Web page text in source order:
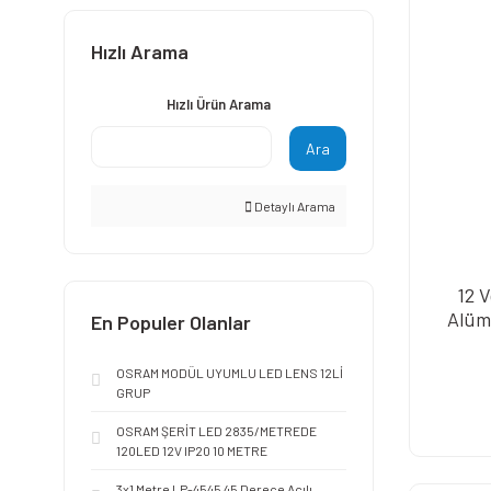
Hızlı Arama
Hızlı Ürün Arama
Ara
Detaylı Arama
En Populer Olanlar
OSRAM MODÜL UYUMLU LED LENS 12Lİ
GRUP
OSRAM ŞERİT LED 2835/METREDE
120LED 12V IP20 10 METRE
12